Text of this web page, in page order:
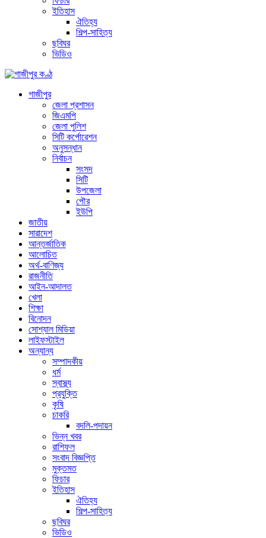
ইতিহাস
ঐতিহ্য
শিল্প-সাহিত্য
ছবিঘর
ভিডিও
গাজীপুর
জেলা প্রশাসন
জিএমপি
জেলা পুলিশ
সিটি কর্পোরেশন
অনুসন্ধান
নির্বাচন
সংসদ
সিটি
উপজেলা
পৌর
ইউপি
জাতীয়
সারাদেশ
আন্তর্জাতিক
আলোচিত
অর্থ-বাণিজ্য
রাজনীতি
আইন-আদালত
খেলা
শিক্ষা
বিনোদন
সোশ্যাল মিডিয়া
লাইফস্টাইল
অন্যান্য
সম্পাদকীয়
ধর্ম
স্বাস্থ্য
প্রযুক্তি
কৃষি
চাকরি
বদলি-পদায়ন
ভিন্ন খবর
রাশিফল
সংবাদ বিজ্ঞপ্তি
মুক্তমত
ফিচার
ইতিহাস
ঐতিহ্য
শিল্প-সাহিত্য
ছবিঘর
ভিডিও